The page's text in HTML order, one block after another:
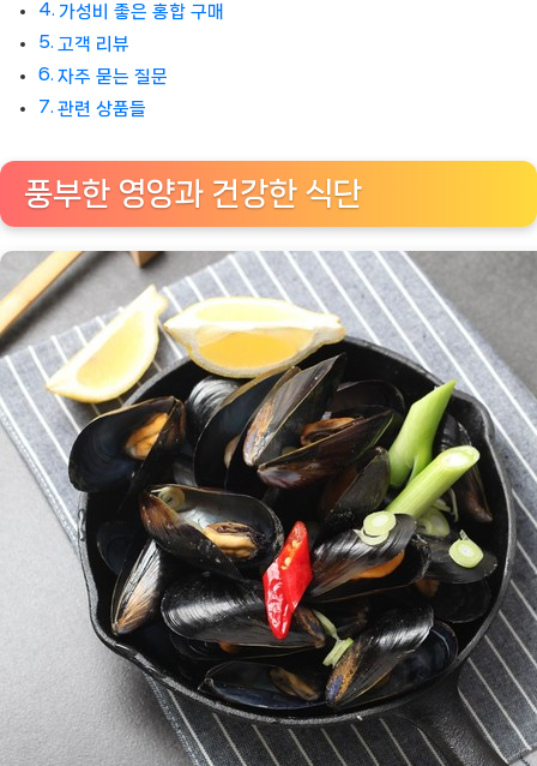
가성비 좋은 홍합 구매
고객 리뷰
자주 묻는 질문
관련 상품들
풍부한 영양과 건강한 식단